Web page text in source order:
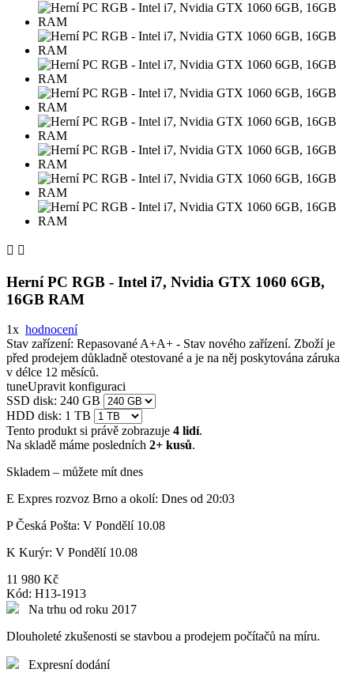
 
Herní PC RGB - Intel i7, Nvidia GTX 1060 6GB,
16GB RAM
1x hodnocení
Stav zařízení: Repasované A+A+ - Stav nového zařízení. Zboží je
před prodejem důkladně otestované a je na něj poskytována záruka
v délce 12 měsíců.
tuneUpravit konfiguraci
SSD disk: 240 GB
HDD disk: 1 TB
Tento produkt si právě zobrazuje 4 lidí.
Na skladě máme posledních 2+ kusů.
Skladem – můžete mít dnes
E Expres rozvoz Brno a okolí: Dnes od 20:03
P Česká Pošta: V Pondělí 10.08
K Kurýr: V Pondělí 10.08
11 980 Kč
Kód: H13-1913
Na trhu od roku 2017
Dlouholeté zkušenosti se stavbou a prodejem počítačů na míru.
Expresní dodání